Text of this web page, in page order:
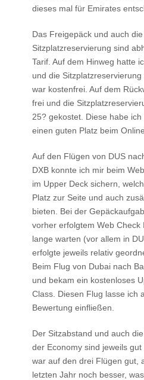
dieses mal für Emirates
Das Freigepäck und auch
Sitzplatzreservierung sind
Tarif. Auf dem Hinweg hatte
und die
war kostenfrei. Auf dem
frei und die
25? gekostet. Diese habe
einen guten Platz beim
Auf den Flügen von DUS
DXB konnte ich mir beim
im Upper Deck sichern,
Platz zur Seite und auch
bieten. Bei der
vorher erfolgtem Web Check
lange warten (vor allem in
erfolgte jeweils relativ
Beim Flug von Dubai nach
und bekam ein kostenloses
Class. Diesen Flug lasse ich
Bewertung einfließen.
Der Sitzabstand und auch
der Economy sind jeweils
war auf den drei Flügen gut,
letzten Jahr noch besser,